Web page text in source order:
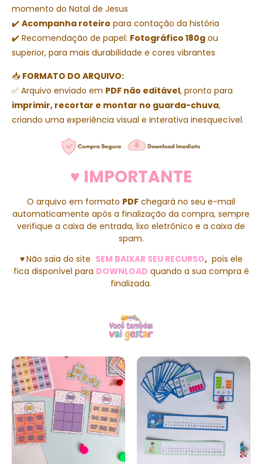
momento do Natal de Jesus
✔️ Acompanha roteiro para contação da história
✔️ Recomendação de papel: Fotográfico 180g ou
superior, para mais durabilidade e cores vibrantes
📥 FORMATO DO ARQUIVO:
✅ Arquivo enviado em PDF não editável, pronto para
imprimir, recortar e montar no guarda-chuva,
criando uma experiência visual e interativa inesquecível.
♥ IMPORTANTE
O arquivo em formato PDF chegará no seu e-mail
automaticamente após a finalização da compra, sempre
verifique a caixa de entrada, lixo eletrônico e a caixa de
spam.
♥Não saia do site SEM BAIXAR SEU RECURSO,pois ele
fica disponível para DOWNLOAD quando a sua compra é
finalizada.